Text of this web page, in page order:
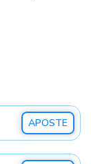
APOSTE